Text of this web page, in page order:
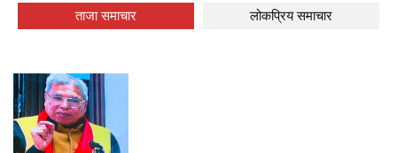
ताजा समाचार लोकप्रिय समाचार